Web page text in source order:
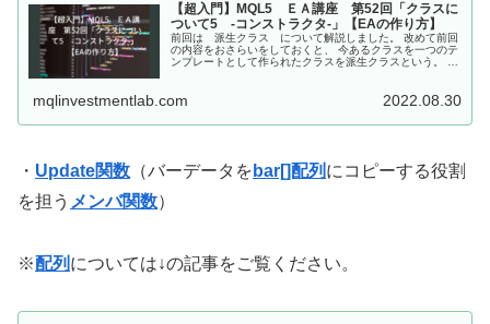
【超入門】MQL5 ＥＡ講座 第52回「クラスに
ついて5 -コンストラクタ-」【EAの作り方】
前回は 派生クラス について解説しました。 改めて前回
の内容をおさらいをしておくと、 今あるクラスを一つのテ
ンプレートとして作られたクラスを派生クラスという。 派
mqlinvestmentlab.com 2022.08.30
・ Update関数 （バーデータを bar[]配列 にコピーする役割
を担う メンバ関数）
※配列 については↓の記事をご覧ください。